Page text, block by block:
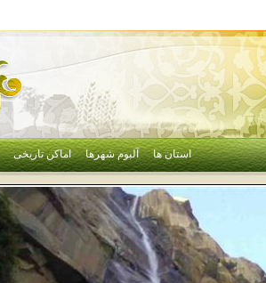
استان ها آلبوم شهرها اماکن تاریخی